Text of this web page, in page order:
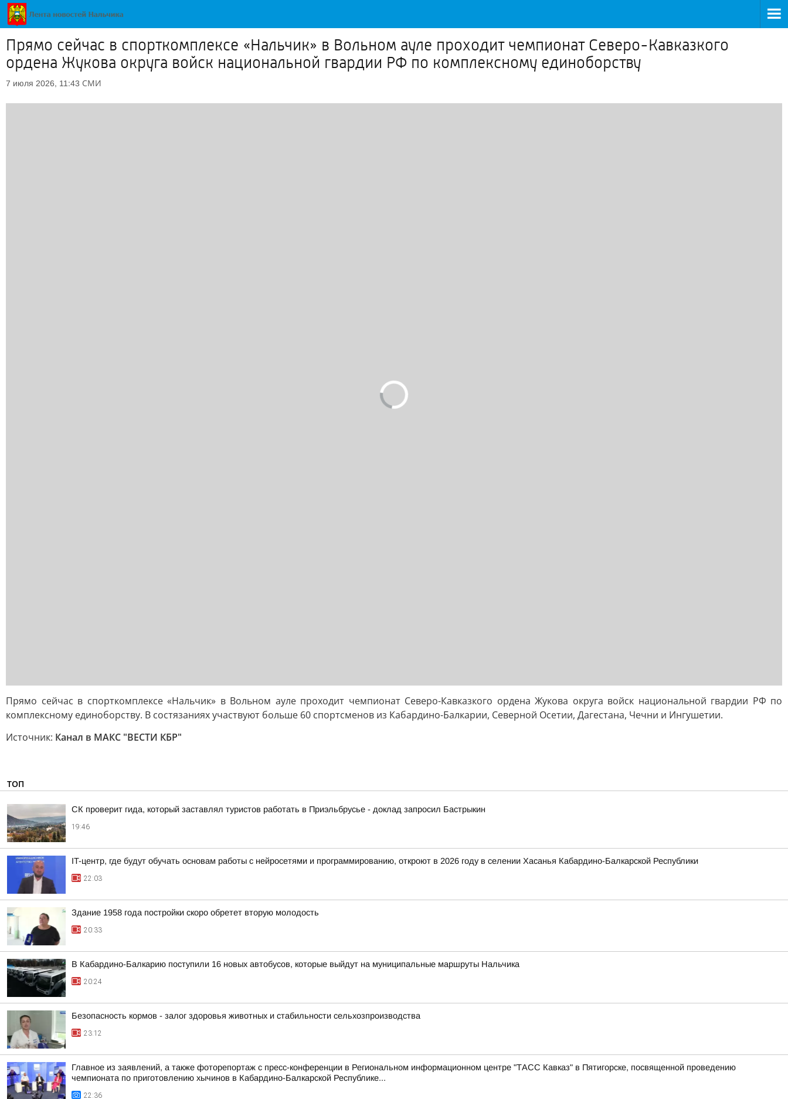
Прямо сейчас в спорткомплексе «Нальчик» в Вольном ауле проходит чемпионат Северо-Кавказкого
ордена Жукова округа войск национальной гвардии РФ по комплексному единоборству
7 июля 2026, 11:43 СМИ
Прямо сейчас в спорткомплексе «Нальчик» в Вольном ауле проходит чемпионат Северо-Кавказкого ордена Жукова округа войск национальной гвардии РФ по
комплексному единоборству. В состязаниях участвуют больше 60 спортсменов из Кабардино-Балкарии, Северной Осетии, Дагестана, Чечни и Ингушетии.
Источник: Канал в МАКС "ВЕСТИ КБР"
ТОП
СК проверит гида, который заставлял туристов работать в Приэльбрусье - доклад запросил Бастрыкин
19:46
IT-центр, где будут обучать основам работы с нейросетями и программированию, откроют в 2026 году в селении Хасанья Кабардино-Балкарской Республики
22:03
Здание 1958 года постройки скоро обретет вторую молодость
20:33
В Кабардино-Балкарию поступили 16 новых автобусов, которые выйдут на муниципальные маршруты Нальчика
20:24
Безопасность кормов - залог здоровья животных и стабильности сельхозпроизводства
23:12
Главное из заявлений, а также фоторепортаж с пресс-конференции в Региональном информационном центре "ТАСС Кавказ" в Пятигорске, посвященной проведению
чемпионата по приготовлению хычинов в Кабардино-Балкарской Республике...
22:36